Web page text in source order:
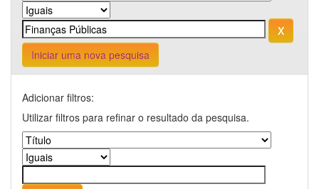
Iniciar uma nova pesquisa
Adicionar filtros:
Utilizar filtros para refinar o resultado da pesquisa.